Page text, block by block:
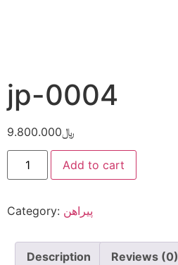
jp-0004
﷼9.800.000
Add to cart
Category: پیراهن
Description Reviews (0)